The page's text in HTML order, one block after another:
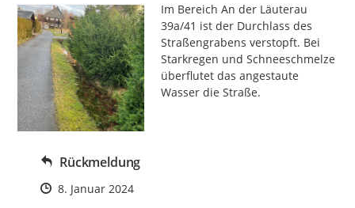
Im Bereich An der Läuterau
39a/41 ist der Durchlass des
Straßengrabens verstopft. Bei
Starkregen und Schneeschmelze
überflutet das angestaute
Wasser die Straße.
Rückmeldung
Zeitpunkt des Erstellens
8. Januar 2024